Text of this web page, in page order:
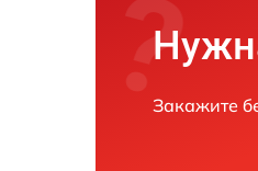
Закажите